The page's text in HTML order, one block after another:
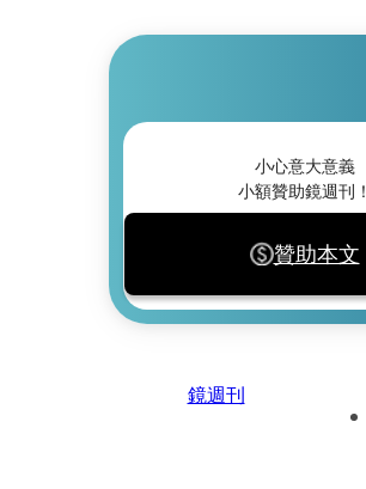
小心意大意義
小額贊助鏡週刊！
贊助本文
鏡週刊